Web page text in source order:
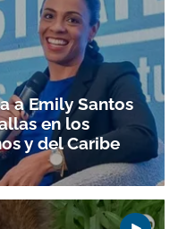
a Emily Santos
en los
y del Caribe